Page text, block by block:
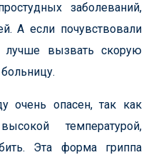
заболеваний,
А если почувствовали
лучше вызвать скорую
очень опасен, так как
температурой,
Эта форма гриппа